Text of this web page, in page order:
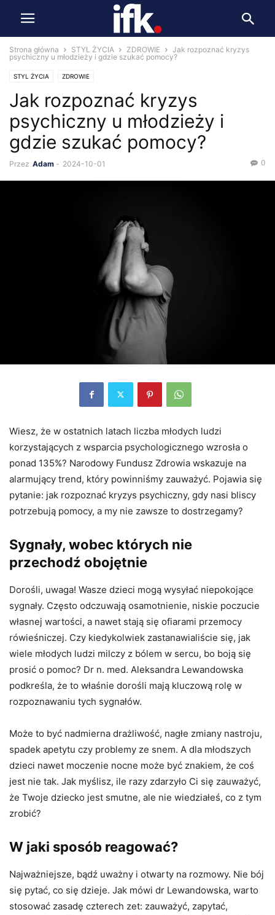
Strona główna STYL ŻYCIA ZDROWIE
Jak rozpoznać kryzys
psychiczny u młodzieży i gdzie szukać pomocy?
STYL ŻYCIA ZDROWIE
Jak rozpoznać kryzys
psychiczny u młodzieży i
gdzie szukać pomocy?
Przez Adam - 2024-10-01 0
Wiesz, że w ostatnich latach liczba młodych ludzi
korzystających z wsparcia psychologicznego wzrosła o
ponad 135%? Narodowy Fundusz Zdrowia wskazuje na
alarmujący trend, który powinniśmy zauważyć. Pojawia się
pytanie: jak rozpoznać kryzys psychiczny, gdy nasi bliscy
potrzebują pomocy, a my nie zawsze to dostrzegamy?
Sygnały, wobec których nie
przechodź obojętnie
Dorośli, uwaga! Wasze dzieci mogą wysyłać niepokojące
sygnały. Często odczuwają osamotnienie, niskie poczucie
własnej wartości, a nawet stają się ofiarami przemocy
rówieśniczej. Czy kiedykolwiek zastanawialiście się, jak
wiele młodych ludzi milczy z bólem w sercu, bo boją się
prosić o pomoc? Dr n. med. Aleksandra Lewandowska
podkreśla, że to właśnie dorośli mają kluczową rolę w
rozpoznawaniu tych sygnałów.
Może to być nadmierna drażliwość, nagłe zmiany nastroju,
spadek apetytu czy problemy ze snem. A dla młodszych
dzieci nawet moczenie nocne może być znakiem, że coś
jest nie tak. Jak myślisz, ile razy zdarzyło Ci się zauważyć,
że Twoje dziecko jest smutne, ale nie wiedziałeś, co z tym
zrobić?
W jaki sposób reagować?
Najważniejsze, bądź uważny i otwarty na rozmowy. Nie bój
się pytać, co się dzieje. Jak mówi dr Lewandowska, warto
stosować zasadę czterech zet: zauważyć, zapytać,